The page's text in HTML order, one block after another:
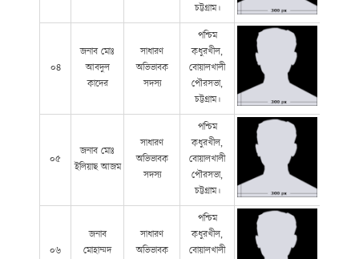
চট্টগ্রাম।
০৪
জনাব মোঃ
আবদুল
কাদের
সাধারণ
অভিভাবক
সদস্য
পশ্চিম
কধুরখীল,
বোয়ালখালী
পৌরসভা,
চট্টগ্রাম।
০৫
জনাব মোঃ
ইলিয়াছ আজম
সাধারণ
অভিভাবক
সদস্য
পশ্চিম
কধুরখীল,
বোয়ালখালী
পৌরসভা,
চট্টগ্রাম।
০৬
জনাব
মোহাম্মদ
সাধারণ
অভিভাবক
পশ্চিম
কধুরখীল,
বোয়ালখালী